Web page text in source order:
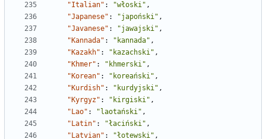
"Italian" : "włoski" ,
"Japanese" : "japoński" ,
"Javanese" : "jawajski" ,
"Kannada" : "kannada" ,
"Kazakh" : "kazachski" ,
"Khmer" : "khmerski" ,
"Korean" : "koreański" ,
"Kurdish" : "kurdyjski" ,
"Kyrgyz" : "kirgiski" ,
"Lao" : "laotański" ,
"Latin" : "łaciński" ,
"Latvian" : "łotewski" ,